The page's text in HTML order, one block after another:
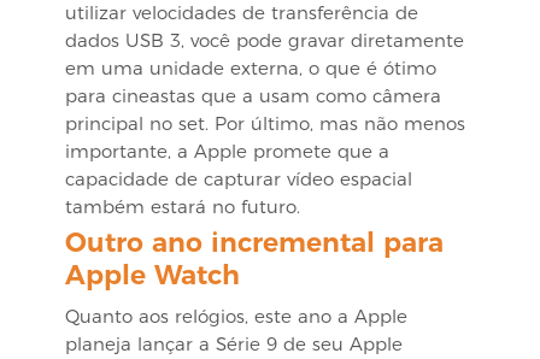
utilizar velocidades de transferência de
dados USB 3, você pode gravar diretamente
em uma unidade externa, o que é ótimo
para cineastas que a usam como câmera
principal no set. Por último, mas não menos
importante, a Apple promete que a
capacidade de capturar vídeo espacial
também estará no futuro.
Outro ano incremental para
Apple Watch
Quanto aos relógios, este ano a Apple
planeja lançar a Série 9 de seu Apple